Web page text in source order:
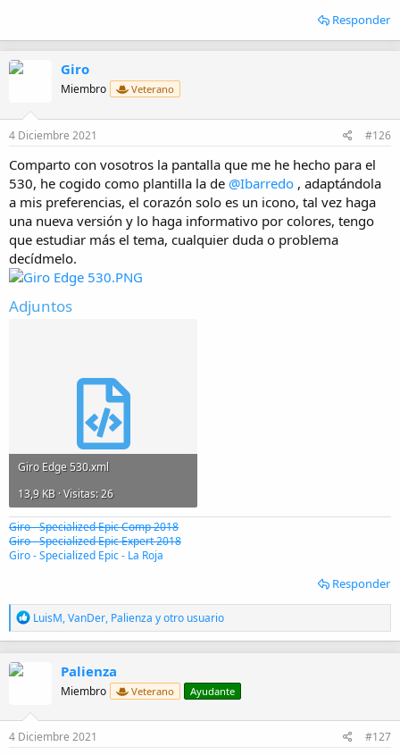
Responder
Giro
Miembro Veterano
4 Diciembre 2021 #126
Comparto con vosotros la pantalla que me he hecho para el
530, he cogido como plantilla la de @Ibarredo , adaptándola
a mis preferencias, el corazón solo es un icono, tal vez haga
una nueva versión y lo haga informativo por colores, tengo
que estudiar más el tema, cualquier duda o problema
decídmelo.
Adjuntos
Giro Edge 530.xml
13,9 KB · Visitas: 26
Giro - Specialized Epic Comp 2018
Giro - Specialized Epic Expert 2018
Giro - Specialized Epic - La Roja
Responder
R
e
a
n
e
s
LuisM,VanDer, Palienza y otro usuario
Palienza
Miembro Veterano Ayudante
4 Diciembre 2021 #127